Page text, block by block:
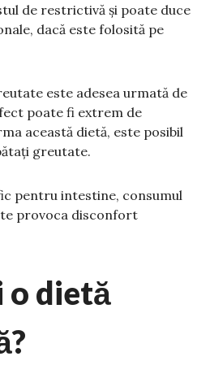
de restrictivă și poate duce
dacă este folosită pe
este adesea urmată de
poate fi extrem de
această dietă, este posibil
greutate.
pentru intestine, consumul
provoca disconfort
o dietă